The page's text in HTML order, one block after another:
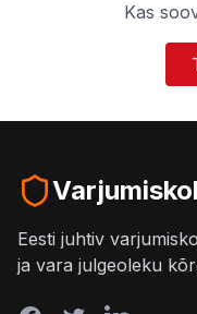
Kas
Eesti juhtiv
ja vara julgeoleku